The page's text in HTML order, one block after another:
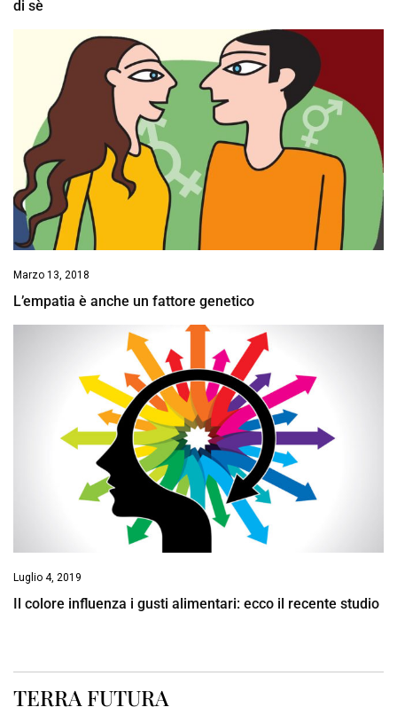
di sè
Marzo 13, 2018
L’empatia è anche un fattore genetico
Luglio 4, 2019
Il colore influenza i gusti alimentari: ecco il recente studio
TERRA FUTURA